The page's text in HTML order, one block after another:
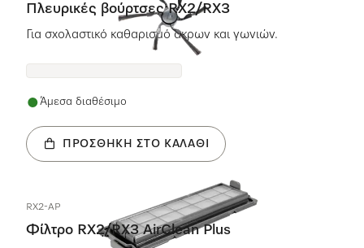
Πλευρικές βούρτσες RX2/RX3
Για σχολαστικό καθαρισμό άκρων και γωνιών.
Άμεσα διαθέσιμο
ΠΡΟΣΘΉΚΗ ΣΤΟ ΚΑΛΆΘΙ
RX2-AP
Φίλτρο RX2/RX3 AirClean Plus